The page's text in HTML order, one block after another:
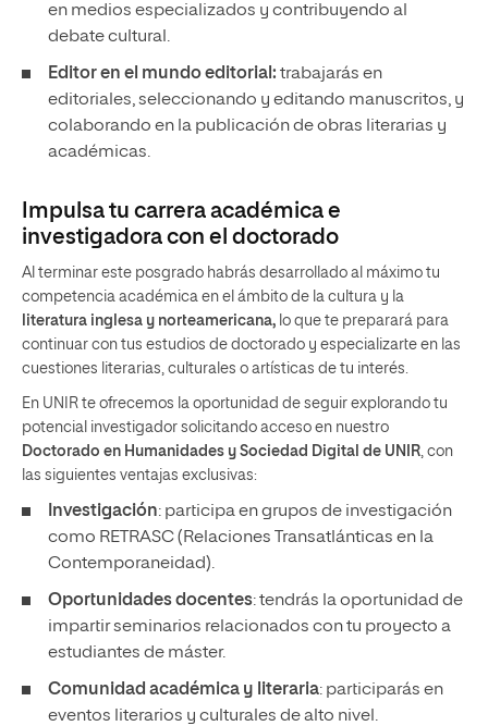
en medios especializados y contribuyendo al
debate cultural.
Editor en el mundo editorial: trabajarás en
editoriales, seleccionando y editando manuscritos, y
colaborando en la publicación de obras literarias y
académicas.
Impulsa tu carrera académica e
investigadora con el doctorado
Al terminar este posgrado habrás desarrollado al máximo tu
competencia académica en el ámbito de la cultura y la
literatura inglesa y norteamericana, lo que te preparará para
continuar con tus estudios de doctorado y especializarte en las
cuestiones literarias, culturales o artísticas de tu interés.
En UNIR te ofrecemos la oportunidad de seguir explorando tu
potencial investigador solicitando acceso en nuestro
Doctorado en Humanidades y Sociedad Digital de UNIR, con
las siguientes ventajas exclusivas:
Investigación: participa en grupos de investigación
como RETRASC (Relaciones Transatlánticas en la
Contemporaneidad).
Oportunidades docentes: tendrás la oportunidad de
impartir seminarios relacionados con tu proyecto a
estudiantes de máster.
Comunidad académica y literaria: participarás en
eventos literarios y culturales de alto nivel.